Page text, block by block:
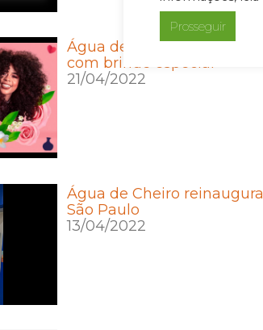
Prosseguir
Água de Cheiro prepara
com brinde especial
21/04/2022
Água de Cheiro
São Paulo
13/04/2022